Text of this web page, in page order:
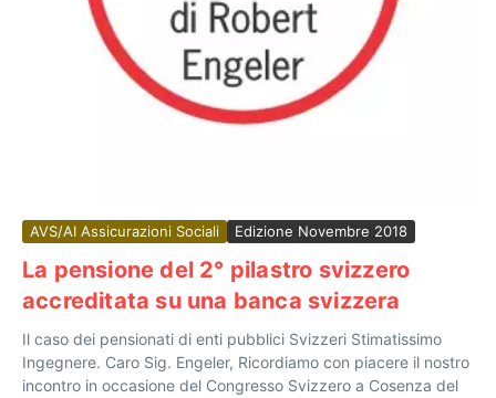
AVS/AI Assicurazioni Sociali Edizione Novembre 2018
La pensione del 2° pilastro svizzero
accreditata su una banca svizzera
Il caso dei pensionati di enti pubblici Svizzeri Stimatissimo
Ingegnere. Caro Sig. Engeler, Ricordiamo con piacere il nostro
incontro in occasione del Congresso Svizzero a Cosenza del